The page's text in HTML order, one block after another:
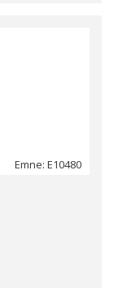
Emne: E10480